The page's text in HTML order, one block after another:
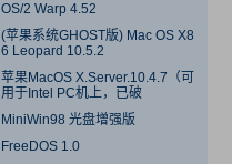
OS/2 Warp 4.52
(苹果系统GHOST版) Mac OS X8
6 Leopard 10.5.2
苹果MacOS X.Server.10.4.7（可
用于Intel PC机上，已破
MiniWin98 光盘增强版
FreeDOS 1.0